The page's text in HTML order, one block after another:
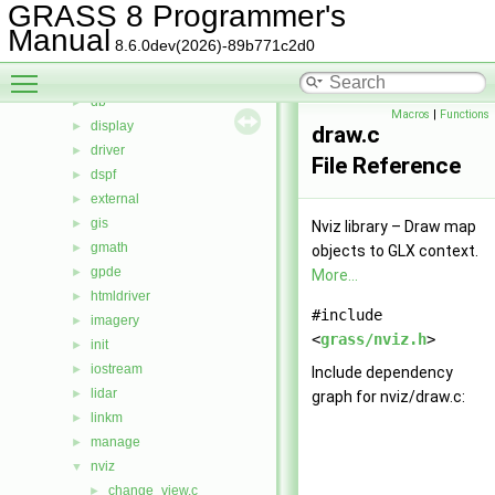
GRASS 8 Programmer's
Manual 8.6.0dev(2026)-89b771c2d0
► calc
► cdhc
► cluster
► db
► display
► driver
► dspf
► external
► gis
► gmath
► gpde
► htmldriver
► imagery
► init
► iostream
► lidar
► linkm
► manage
▼ nviz
► change_view.c
Macros | Functions
draw.c
File Reference
Nviz library – Draw map
objects to GLX context.
More...
#include
<grass/nviz.h>
Include dependency
graph for nviz/draw.c: